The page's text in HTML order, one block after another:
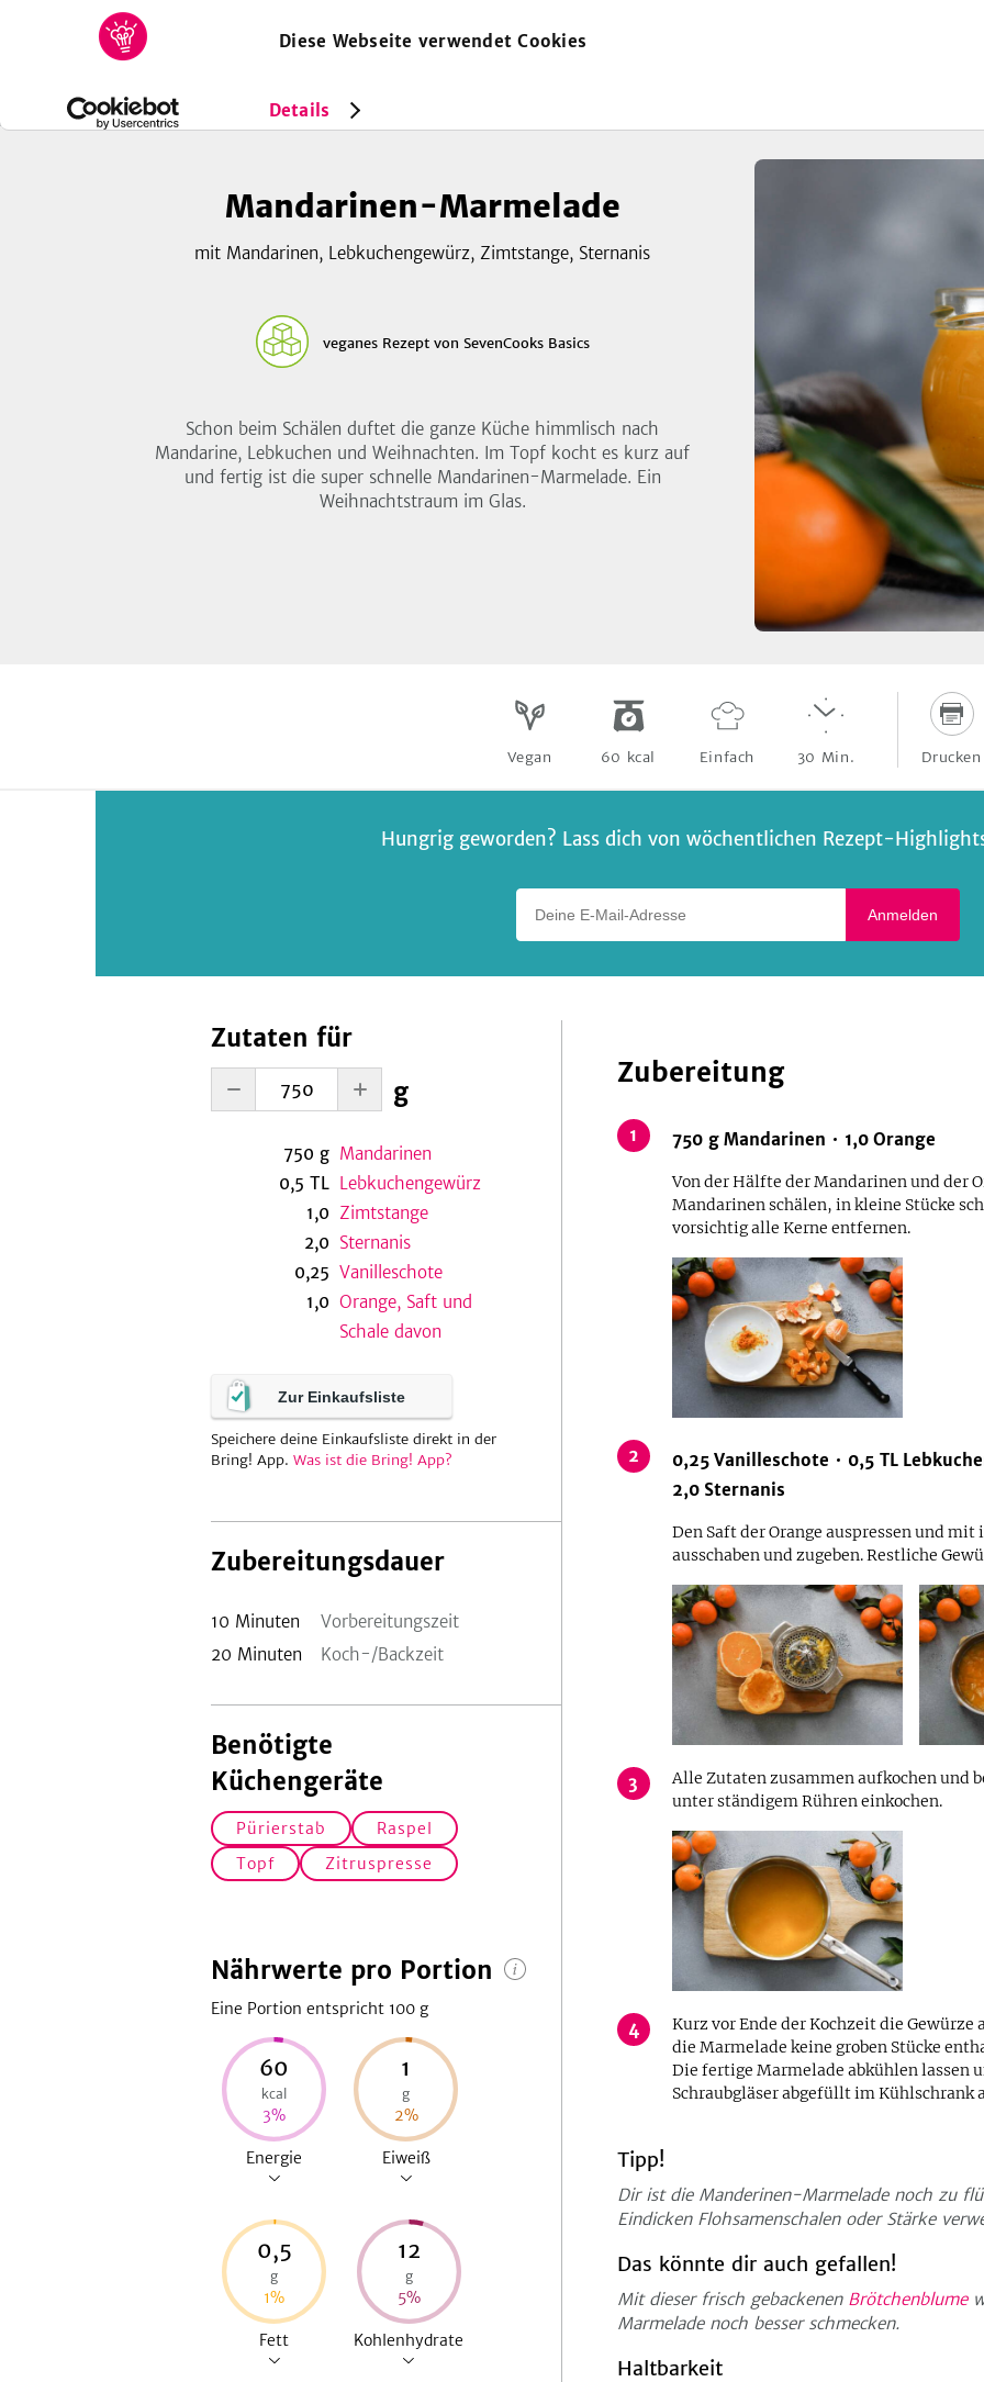
Diese Webseite verwendet Cookies
Details
REZEPTE SAMMLUNGEN MAGAZIN
Rezepte Vegan Mandarinen-Marmelade
Bild
Mandarinen-Marmelade
mit Mandarinen, Lebkuchengewürz, Zimtstange, Sternanis
veganes Rezept von SevenCooks Basics
Schon beim Schälen duftet die ganze Küche himmlisch nach
Mandarine, Lebkuchen und Weihnachten. Im Topf kocht es kurz auf
und fertig ist die super schnelle Mandarinen-Marmelade. Ein
Weihnachtstraum im Glas.
Vegan 60 kcal Einfach 30 Min. Drucken
Hungrig geworden? Lass dich von wöchentlichen Rezept-
Anmelden
Zutaten für
g
750 g Mandarinen
0,5 TL Lebkuchengewürz
1,0 Zimtstange
2,0 Sternanis
0,25 Vanilleschote
1,0 Orange, Saft und
Schale davon
Zur Einkaufsliste
Speichere deine Einkaufsliste direkt in der
Bring! App. Was ist die Bring! App?
Zubereitungsdauer
10 Minuten
Vorbereitungszeit
20 Minuten Koch-/Backzeit
Benötigte
Küchengeräte
Pürierstab
Raspel
Topf
Zitruspresse
Nährwerte pro Portion
Eine Portion entspricht 100 g
60
kcal
3%
Energie
1
g
2%
Eiweiß
0,5
g
1%
Fett
12
g
5%
Kohlenhydrate
Zubereitung
1 750 g Mandarinen 1,0 Orange
Von der Hälfte der Mandarinen und der
Mandarinen schälen, in kleine Stücke
vorsichtig alle Kerne entfernen.
2 0,25 Vanilleschote 0,5 TL
2,0 Sternanis
Den Saft der Orange auspressen und
ausschaben und zugeben. Restliche
3
Alle Zutaten zusammen aufkochen und
unter ständigem Rühren einkochen.
4
Kurz vor Ende der Kochzeit die
die Marmelade keine groben Stücke
Die fertige Marmelade abkühlen lassen
Schraubgläser abgefüllt im Kühlschrank
Tipp!
Dir ist die Manderinen-Marmelade noch zu
Eindicken Flohsamenschalen oder Stärke
Das könnte dir auch gefallen!
Mit dieser frisch gebackenen Brötchenblume
Marmelade noch besser schmecken.
Haltbarkeit